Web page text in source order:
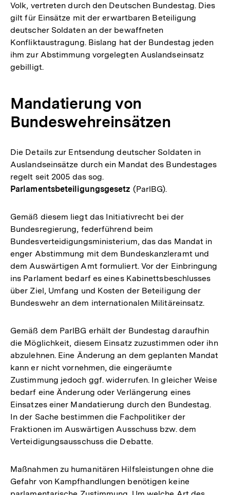
Volk, vertreten durch den Deutschen Bundestag. Dies
gilt für Einsätze mit der erwartbaren Beteiligung
deutscher Soldaten an der bewaffneten
Konfliktaustragung. Bislang hat der Bundestag jeden
ihm zur Abstimmung vorgelegten Auslandseinsatz
gebilligt.
Mandatierung von
Bundeswehreinsätzen
Die Details zur Entsendung deutscher Soldaten in
Auslandseinsätze durch ein Mandat des Bundestages
regelt seit 2005 das sog.
Parlamentsbeteiligungsgesetz (ParlBG).
Gemäß diesem liegt das Initiativrecht bei der
Bundesregierung, federführend beim
Bundesverteidigungsministerium, das das Mandat in
enger Abstimmung mit dem Bundeskanzleramt und
dem Auswärtigen Amt formuliert. Vor der Einbringung
ins Parlament bedarf es eines Kabinettsbeschlusses
über Ziel, Umfang und Kosten der Beteiligung der
Bundeswehr an dem internationalen Militäreinsatz.
Gemäß dem ParlBG erhält der Bundestag daraufhin
die Möglichkeit, diesem Einsatz zuzustimmen oder ihn
abzulehnen. Eine Änderung an dem geplanten Mandat
kann er nicht vornehmen, die eingeräumte
Zustimmung jedoch ggf. widerrufen. In gleicher Weise
bedarf eine Änderung oder Verlängerung eines
Einsatzes einer Mandatierung durch den Bundestag.
In der Sache bestimmen die Fachpolitiker der
Fraktionen im Auswärtigen Ausschuss bzw. dem
Verteidigungsausschuss die Debatte.
Maßnahmen zu humanitären Hilfsleistungen ohne die
Gefahr von Kampfhandlungen benötigen keine